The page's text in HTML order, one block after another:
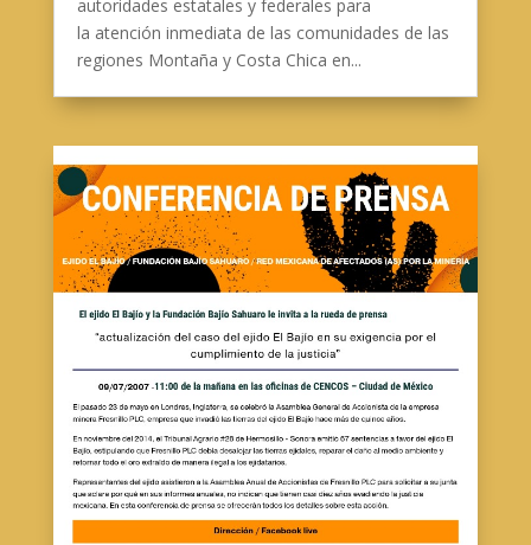
autoridades estatales y federales para
la atención inmediata de las comunidades de las
regiones Montaña y Costa Chica en...